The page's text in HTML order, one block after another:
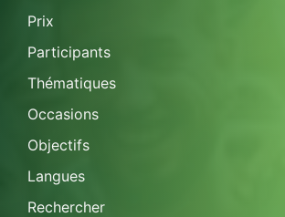
Prix
Participants
Thématiques
Occasions
Objectifs
Langues
Rechercher